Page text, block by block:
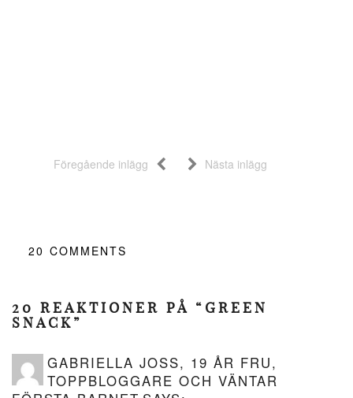
Föregående inlägg Nästa inlägg
20 COMMENTS
20 REAKTIONER PÅ “GREEN
SNACK”
GABRIELLA JOSS, 19 ÅR FRU,
TOPPBLOGGARE OCH VÄNTAR